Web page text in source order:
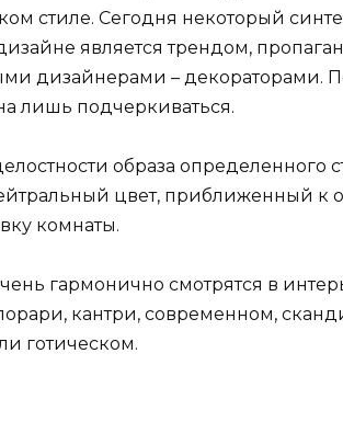
стиле. Сегодня некоторый
является трендом,
дизайнерами – декораторами.
лишь подчеркиваться.
образа определенного
цвет, приближенный к
комнаты.
гармонично смотрятся в
кантри, современном,
готическом.